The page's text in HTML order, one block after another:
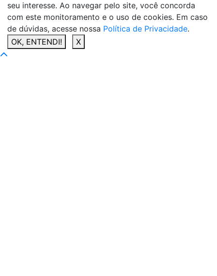
seu interesse. Ao navegar pelo site, você concorda
com este monitoramento e o uso de cookies. Em caso
de dúvidas, acesse nossa Política de Privacidade.
OK, ENTENDI!
X